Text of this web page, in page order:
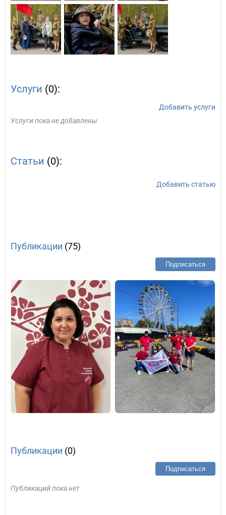
Услуги (0):
Добавить услуги
Услуги пока не добавлены
Статьи (0):
Добавить статью
Публикации (75)
Подписаться
Публикации (0)
Подписаться
Публикаций пока нет